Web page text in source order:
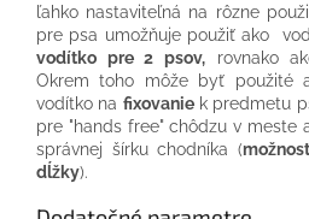
ľahko nastaviteľná na rôzne
pre psa umožňuje použiť ako
vodítko pre 2 psov,rovnako
Okrem toho môže byť použité
vodítko na fixovaniek predmetu
pre "hands free" chôdzu v meste
správnej šírku chodníka (
dĺžky).